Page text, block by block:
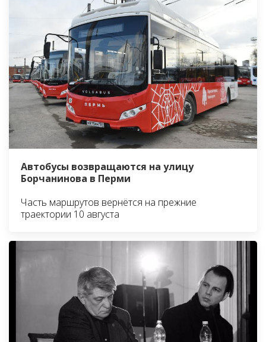
Автобусы возвращаются на улицу
Борчанинова в Перми
Часть маршрутов вернётся на прежние
траектории 10 августа